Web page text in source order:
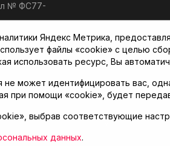
№ ФС77-
«Тюменская арена»
Яндекс Метрика,
файлы «cookie» с целью
использовать ресурс, Вы
может идентифицировать вас,
при помощи «cookie», будет
выбрав соответствующие
данных.